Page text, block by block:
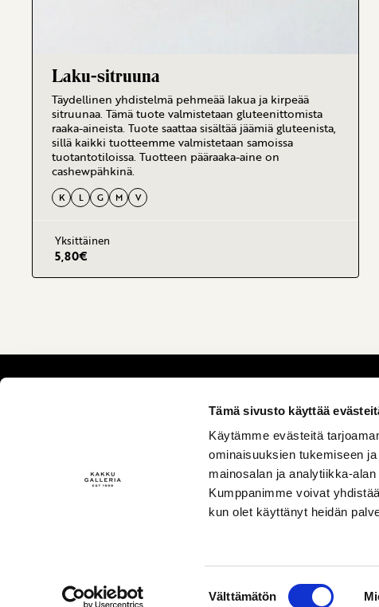
Tämä sivusto käyttää
Käytämme evästeitä
ominaisuuksien tukemiseen
mainosalan ja analytiikka-
Kumppanimme voivat
kun olet käyttänyt heidän
Välttämätön
Laku-sitruuna
Täydellinen yhdistelmä pehmeää lakua ja kirpeää
sitruunaa. Tämä tuote valmistetaan gluteenittomista
raaka-aineista. Tuote saattaa sisältää jäämiä gluteenista,
sillä kaikki tuotteemme valmistetaan samoissa
tuotantotiloissa. Tuotteen pääraaka-aine on
cashewpähkinä.
K L G M V
Yksittäinen
5,80€
Tilaus- ja sopimusehdot